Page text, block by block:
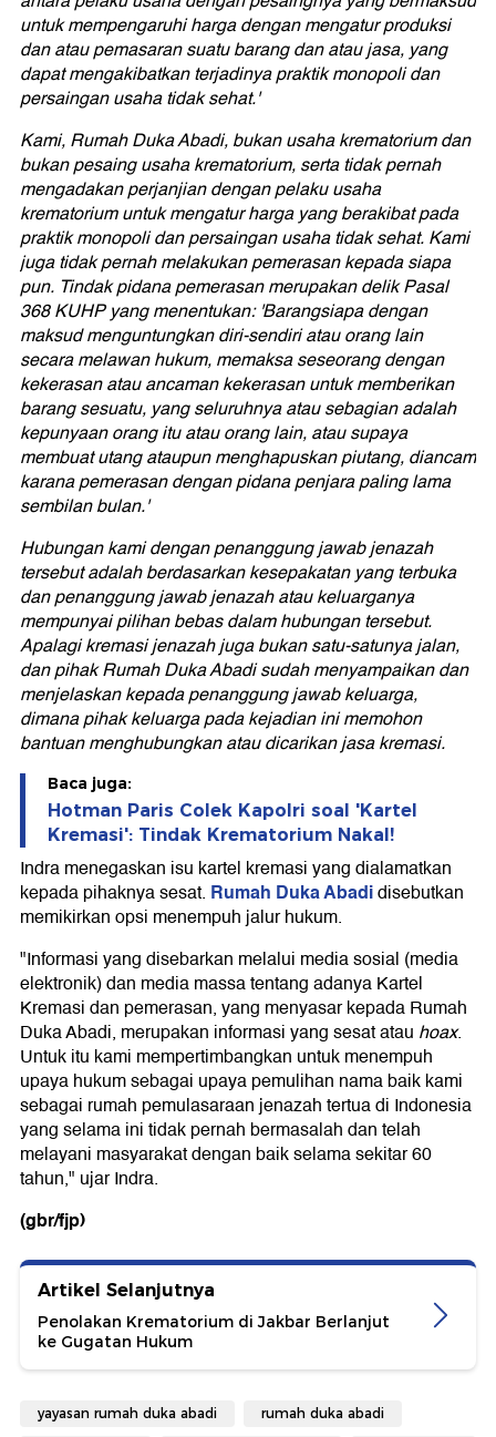
untuk mempengaruhi harga dengan mengatur produksi
dan atau pemasaran suatu barang dan atau jasa, yang
dapat mengakibatkan terjadinya praktik monopoli dan
persaingan usaha tidak sehat.'
Kami, Rumah Duka Abadi, bukan usaha krematorium dan
bukan pesaing usaha krematorium, serta tidak pernah
mengadakan perjanjian dengan pelaku usaha
krematorium untuk mengatur harga yang berakibat pada
praktik monopoli dan persaingan usaha tidak sehat. Kami
juga tidak pernah melakukan pemerasan kepada siapa
pun. Tindak pidana pemerasan merupakan delik Pasal
368 KUHP yang menentukan: 'Barangsiapa dengan
maksud menguntungkan diri-sendiri atau orang lain
secara melawan hukum, memaksa seseorang dengan
kekerasan atau ancaman kekerasan untuk memberikan
barang sesuatu, yang seluruhnya atau sebagian adalah
kepunyaan orang itu atau orang lain, atau supaya
membuat utang ataupun menghapuskan piutang, diancam
karana pemerasan dengan pidana penjara paling lama
sembilan bulan.'
Hubungan kami dengan penanggung jawab jenazah
tersebut adalah berdasarkan kesepakatan yang terbuka
dan penanggung jawab jenazah atau keluarganya
mempunyai pilihan bebas dalam hubungan tersebut.
Apalagi kremasi jenazah juga bukan satu-satunya jalan,
dan pihak Rumah Duka Abadi sudah menyampaikan dan
menjelaskan kepada penanggung jawab keluarga,
dimana pihak keluarga pada kejadian ini memohon
bantuan menghubungkan atau dicarikan jasa kremasi.
Baca juga:
Hotman Paris Colek Kapolri soal 'Kartel
Kremasi': Tindak Krematorium Nakal!
Indra menegaskan isu kartel kremasi yang dialamatkan
kepada pihaknya sesat. Rumah Duka Abadidisebutkan
memikirkan opsi menempuh jalur hukum.
"Informasi yang disebarkan melalui media sosial (media
elektronik) dan media massa tentang adanya Kartel
Kremasi dan pemerasan, yang menyasar kepada Rumah
Duka Abadi, merupakan informasi yang sesat atau hoax.
Untuk itu kami mempertimbangkan untuk menempuh
upaya hukum sebagai upaya pemulihan nama baik kami
sebagai rumah pemulasaraan jenazah tertua di Indonesia
yang selama ini tidak pernah bermasalah dan telah
melayani masyarakat dengan baik selama sekitar 60
tahun," ujar Indra.
(gbr/fjp)
Artikel Selanjutnya
Penolakan Krematorium di Jakbar Berlanjut
ke Gugatan Hukum
yayasan rumah duka abadi rumah duka abadi